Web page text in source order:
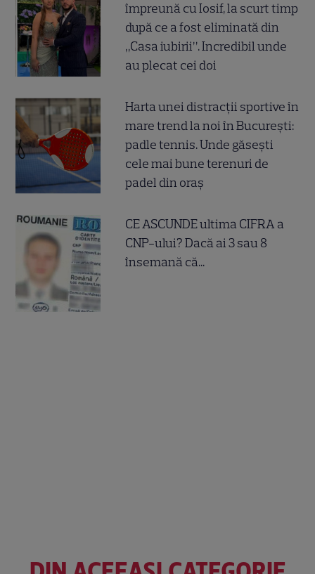
împreună cu Iosif, la scurt timp
după ce a fost eliminată din
„Casa iubirii”. Incredibil unde
au plecat cei doi
Harta unei distracții sportive în
mare trend la noi în București:
padle tennis. Unde găsești
cele mai bune terenuri de
padel din oraș
CE ASCUNDE ultima CIFRA a
CNP-ului? Dacă ai 3 sau 8
însemană că...